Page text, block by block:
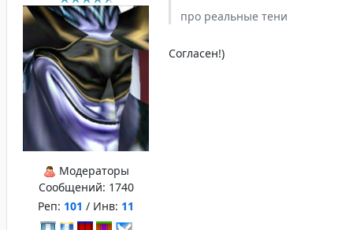
Модераторы
Сообщений: 1740
Реп: 101 / Инв: 11
про реальные тени
Согласен!)